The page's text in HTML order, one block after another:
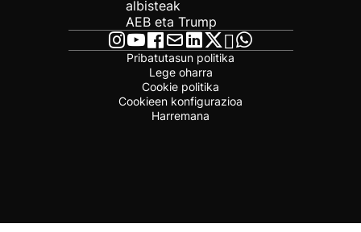
albisteak
AEB eta Trump
Pribatutasun politika
Lege oharra
Cookie politika
Cookieen konfigurazioa
Harremana